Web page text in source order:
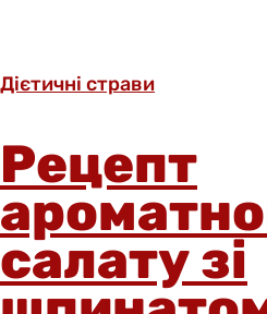
Дієтичні страви
Рецепт
салату зі